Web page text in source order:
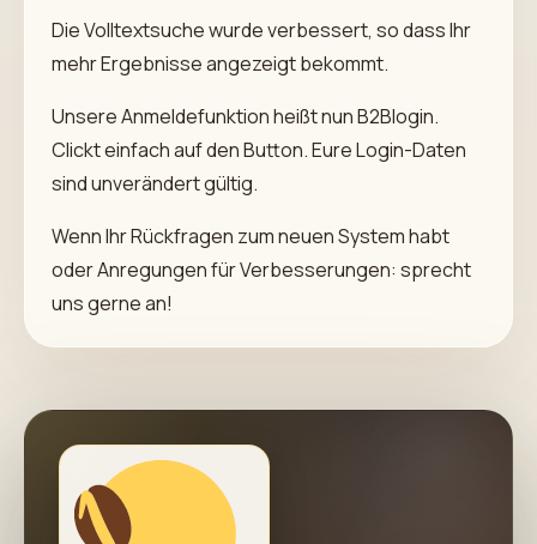
Die Volltextsuche wurde verbessert, so dass Ihr
mehr Ergebnisse angezeigt bekommt.
Unsere Anmeldefunktion heißt nun B2Blogin.
Clickt einfach auf den Button. Eure Login-Daten
sind unverändert gültig.
Wenn Ihr Rückfragen zum neuen System habt
oder Anregungen für Verbesserungen: sprecht
uns gerne an!